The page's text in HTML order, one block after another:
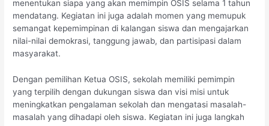
menentukan siapa yang akan memimpin OSIS selama 1 tahun
mendatang. Kegiatan ini juga adalah momen yang memupuk
semangat kepemimpinan di kalangan siswa dan mengajarkan
nilai-nilai demokrasi, tanggung jawab, dan partisipasi dalam
masyarakat.
Dengan pemilihan Ketua OSIS, sekolah memiliki pemimpin
yang terpilih dengan dukungan siswa dan visi misi untuk
meningkatkan pengalaman sekolah dan mengatasi masalah-
masalah yang dihadapi oleh siswa. Kegiatan ini juga langkah